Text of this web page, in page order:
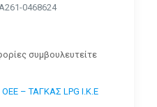
0468624
συμβουλευτείτε
– ΤΑΓΚΑΣ LPG I.K.E